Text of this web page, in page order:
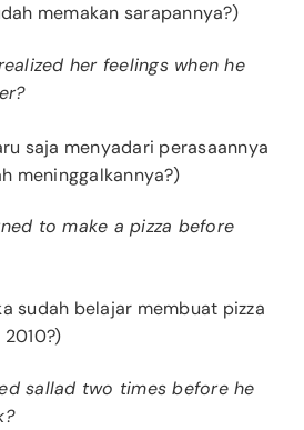
memakan sarapannya?)
her feelings when he
saja menyadari perasaannya
meninggalkannya?)
to make a pizza before
sudah belajar membuat pizza
sallad two times before he